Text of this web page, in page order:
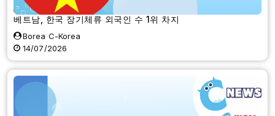
베트남, 한국 장기체류 외국인 수 1위 차지
Borea C-Korea
14/07/2026